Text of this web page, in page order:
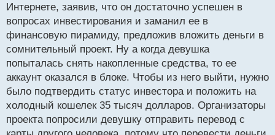
Интернете, заявив, что он достаточно успешен в
вопросах инвестирования и заманил ее в
финансовую пирамиду, предложив вложить деньги в
сомнительный проект. Ну а когда девушка
попыталась снять накопленные средства, то ее
аккаунт оказался в блоке. Чтобы из него выйти, нужно
было подтвердить статус инвестора и положить на
холодный кошелек 35 тысяч долларов. Организаторы
проекта попросили девушку отправить перевод с